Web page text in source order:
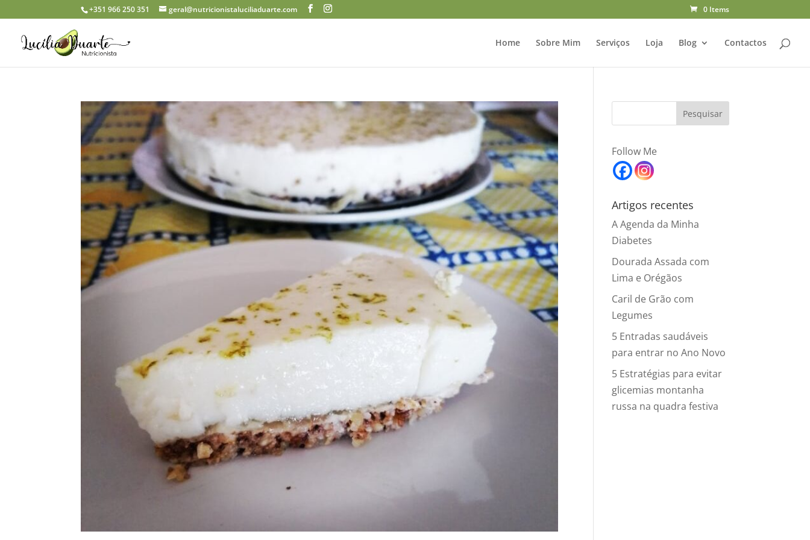
+351 966 250 351 geral@nutricionistaluciliaduarte.com 0 Items
Home Sobre Mim Serviços Loja Blog Contactos
Follow Me
Artigos recentes
A Agenda da Minha
Diabetes
Dourada Assada com
Lima e Orégãos
Caril de Grão com
Legumes
5 Entradas saudáveis
para entrar no Ano Novo
5 Estratégias para evitar
glicemias montanha
russa na quadra festiva